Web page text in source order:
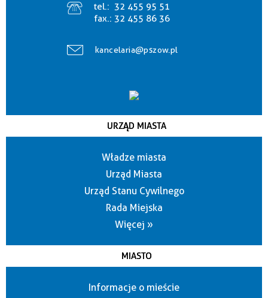
tel.: 32 455 95 51
fax.: 32 455 86 36
kancelaria@pszow.pl
URZĄD MIASTA
Władze miasta
Urząd Miasta
Urząd Stanu Cywilnego
Rada Miejska
Więcej »
MIASTO
Informacje o mieście